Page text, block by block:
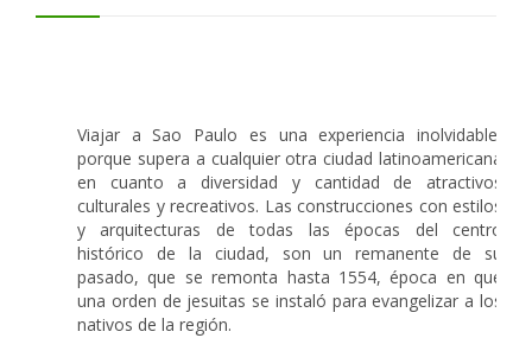
Viajar a Sao Paulo es una experiencia inolvidable,
porque supera a cualquier otra ciudad latinoamericana
en cuanto a diversidad y cantidad de atractivos
culturales y recreativos. Las construcciones con estilos
y arquitecturas de todas las épocas del centro
histórico de la ciudad, son un remanente de su
pasado, que se remonta hasta 1554, época en que
una orden de jesuitas se instaló para evangelizar a los
nativos de la región.